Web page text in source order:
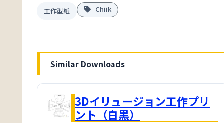
工作型紙 Chiik
Similar Downloads
3Dイリュージョン工作プリ
ント（白黒）